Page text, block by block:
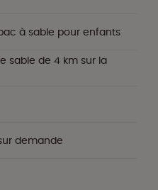
à sable pour enfants
sable de 4 km sur la
demande